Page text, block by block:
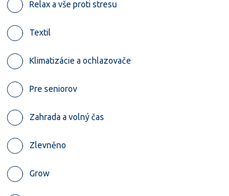
Relax a vše proti stresu
Textil
Klimatizácie a ochlazovače
Pre seniorov
Zahrada a volný čas
Zlevněno
Grow